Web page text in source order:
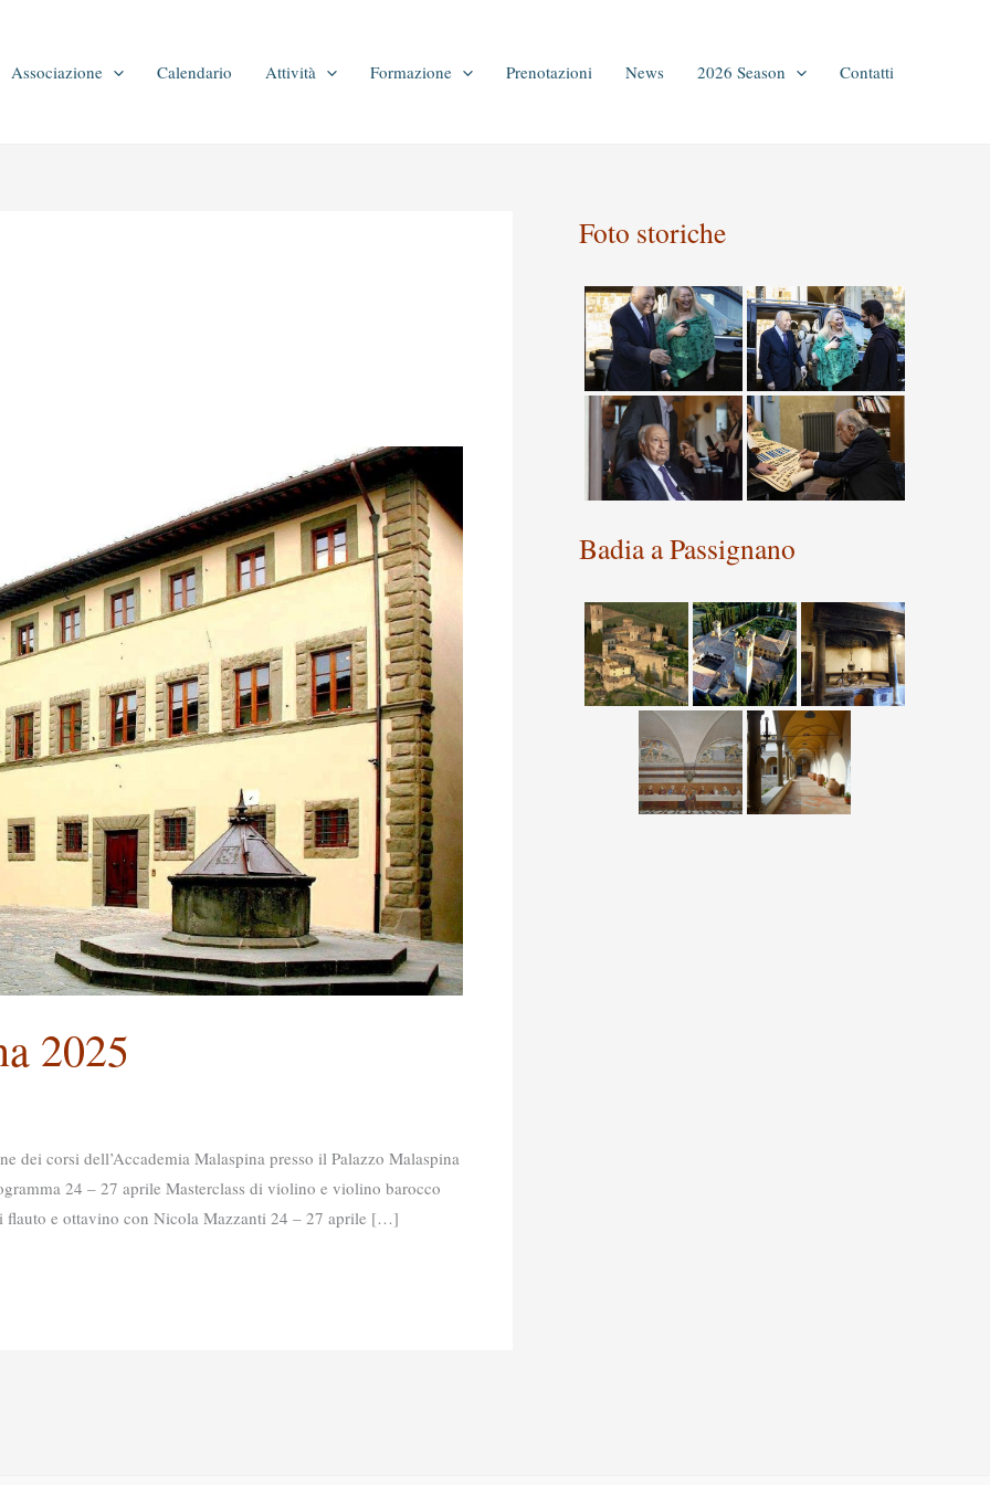
Associazione Calendario Attività Formazione Prenotazioni News 2026 Season Contatti
2025
corsi dell’Accademia Malaspina presso il Palazzo Malaspina
24 – 27 aprile Masterclass di violino e violino barocco
flauto e ottavino con Nicola Mazzanti 24 – 27 aprile […]
Foto storiche
Badia a Passignano